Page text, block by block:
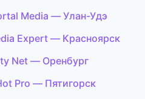
Media — Улан-Удэ
Expert — Красноярск
Net — Оренбург
Pro — Пятигорск